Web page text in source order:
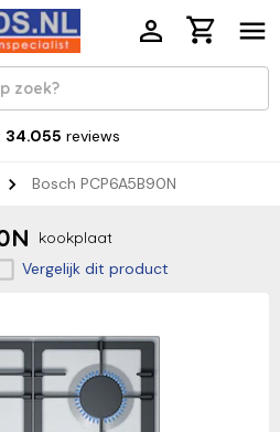
34.055 reviews
Bosch PCP6A5B90N
kookplaat
Vergelijk dit product